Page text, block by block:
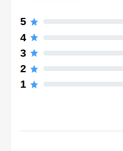
5
4
3
2
1